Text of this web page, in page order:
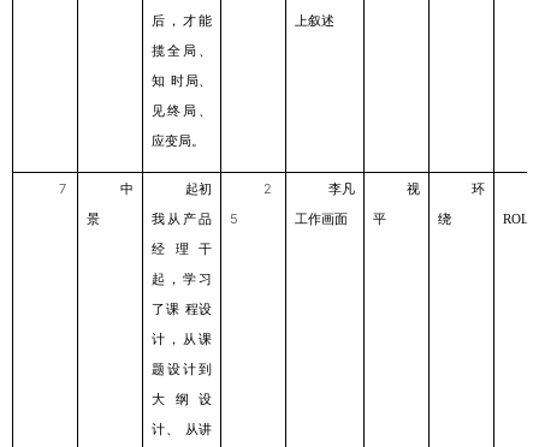
后，才能
揽全局、
知 时局、
⻅终局、
应变局。
上叙述
7
中
景
起初
我从产品
经理⼲
起，学习
了课 程设
计，从课
题设计到
⼤纲设
计、
从讲
2
5
李凡
⼯作画⾯
视
平
环
绕
ROLL